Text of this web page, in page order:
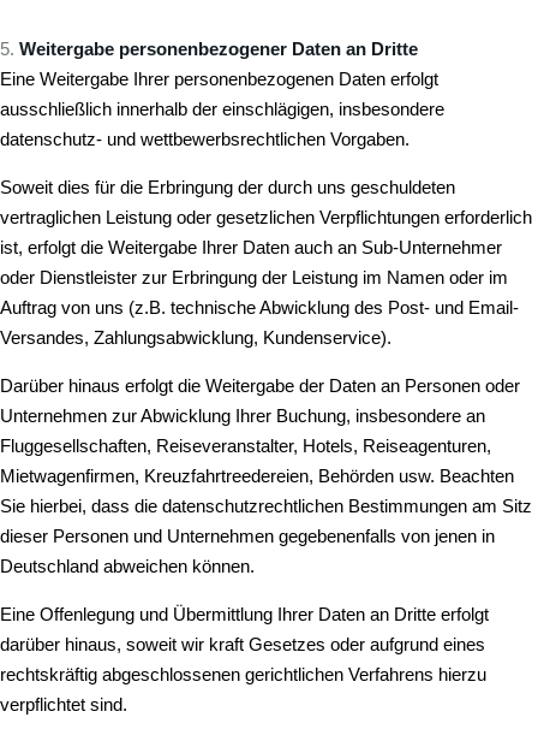
Weitergabe personenbezogener Daten an Dritte
Eine Weitergabe Ihrer personenbezogenen Daten erfolgt
ausschließlich innerhalb der einschlägigen, insbesondere
datenschutz- und wettbewerbsrechtlichen Vorgaben.
Soweit dies für die Erbringung der durch uns geschuldeten
vertraglichen Leistung oder gesetzlichen Verpflichtungen erforderlich
ist, erfolgt die Weitergabe Ihrer Daten auch an Sub-Unternehmer
oder Dienstleister zur Erbringung der Leistung im Namen oder im
Auftrag von uns (z.B. technische Abwicklung des Post- und Email-
Versandes, Zahlungsabwicklung, Kundenservice).
Darüber hinaus erfolgt die Weitergabe der Daten an Personen oder
Unternehmen zur Abwicklung Ihrer Buchung, insbesondere an
Fluggesellschaften, Reiseveranstalter, Hotels, Reiseagenturen,
Mietwagenfirmen, Kreuzfahrtreedereien, Behörden usw. Beachten
Sie hierbei, dass die datenschutzrechtlichen Bestimmungen am Sitz
dieser Personen und Unternehmen gegebenenfalls von jenen in
Deutschland abweichen können.
Eine Offenlegung und Übermittlung Ihrer Daten an Dritte erfolgt
darüber hinaus, soweit wir kraft Gesetzes oder aufgrund eines
rechtskräftig abgeschlossenen gerichtlichen Verfahrens hierzu
verpflichtet sind.